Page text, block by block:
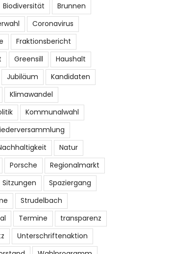
Bartholomäi
62 | |
und Hauptschul-
Lehrerin
Biodiversität
Brunnen
Coronavirus
Fraktionsbericht
Greensill
Haushalt
Jubiläum
Kandidaten
Klimawandel
Kommunalwahl
Natur
Porsche
Regionalmarkt
Sitzungen
Spaziergang
Strudelbach
Termine
transparenz
Unterschriftenaktion